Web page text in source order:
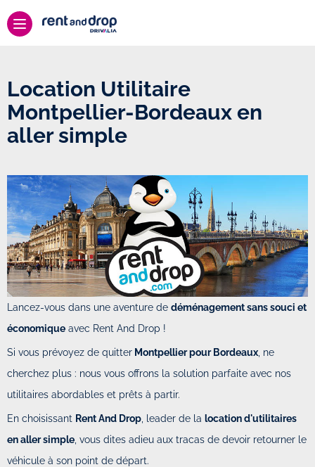
Location Utilitaire
Montpellier-Bordeaux en
aller simple
Lancez-vous dans une aventure de déménagement sans souci et
économique avec Rent And Drop !
Si vous prévoyez de quitter Montpellier pour Bordeaux , ne
cherchez plus : nous vous offrons la solution parfaite avec nos
utilitaires abordables et prêts à partir.
En choisissant Rent And Drop , leader de la location d'utilitaires
en aller simple , vous dites adieu aux tracas de devoir retourner le
véhicule à son point de départ.